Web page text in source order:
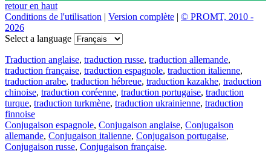
retour en haut
Conditions de l'utilisation | Version complète | © PROMT, 2010 -
2026
Select a language
Traduction anglaise, traduction russe, traduction allemande,
traduction française, traduction espagnole, traduction italienne,
traduction arabe, traduction hébreue, traduction kazakhe, traduction
chinoise, traduction coréenne, traduction portugaise, traduction
turque, traduction turkmène, traduction ukrainienne, traduction
finnoise
Conjugaison espagnole, Conjugaison anglaise, Conjugaison
allemande, Conjugaison italienne, Conjugaison portugaise,
Conjugaison russe, Conjugaison française.